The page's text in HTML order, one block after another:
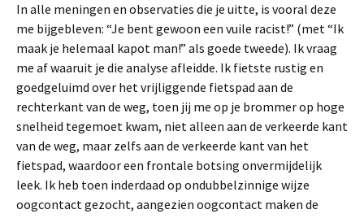
In alle meningen en observaties die je uitte, is vooral deze
me bijgebleven: “Je bent gewoon een vuile racist!” (met “Ik
maak je helemaal kapot man!” als goede tweede). Ik vraag
me af waaruit je die analyse afleidde. Ik fietste rustig en
goedgeluimd over het vrijliggende fietspad aan de
rechterkant van de weg, toen jij me op je brommer op hoge
snelheid tegemoet kwam, niet alleen aan de verkeerde kant
van de weg, maar zelfs aan de verkeerde kant van het
fietspad, waardoor een frontale botsing onvermijdelijk
leek. Ik heb toen inderdaad op ondubbelzinnige wijze
oogcontact gezocht, aangezien oogcontact maken de